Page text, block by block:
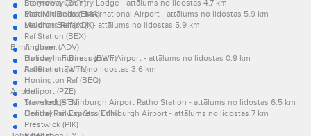
Stornoway (SYY)
East Midlands (EMA)
Leuchars Raf (ADX)
Raf Station (BEX)
Andover (ADV)
Barrow In Furness (BWF)
Raf Station (WTN)
Honington Raf (BEQ)
Heliport (PZE)
Stansted (STN)
Central Railway Stn (KYN)
Prestwick (PIK)
Ballyrobin Country Lodge - attālums no lidostas 4.7 km
Maldron Belfast International Airport - attālums no lidostas 5.9 km
Maldron Belfast (I) - attālums no lidostas 5.9 km
Birmingham:
Holiday Inn Birmingham Airport - attālums no lidostas 0.9 km
Arden - attālums no lidostas 3.6 km
Airport:
Travelodge Edinburgh Airport Ratho Station - attālums no lidostas 6.5 km
Holiday Inn Express Edinburgh Airport - attālums no lidostas 7 km